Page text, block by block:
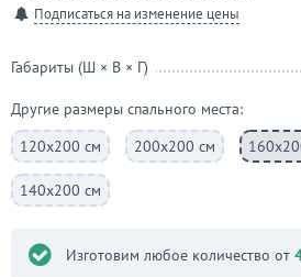
Подписаться на изменение цены
Габариты (Ш × В × Г)
Другие размеры спального места:
120х200 см
200х200 см
140х200 см
Изготовим любое количество от